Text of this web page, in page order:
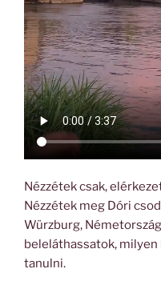
Nézzétek csak,
Nézzétek meg Dóri
Würzburg,
beleláthassatok,
tanulni.